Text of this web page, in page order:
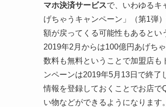
マホ決済サービスで、いわゆるキ
げちゃうキャンペーン」（第1弾
額が戻ってくる可能性もあるとい
2019年2月からは100億円あげち
数料も無料ということで加盟店も
ンペーンは2019年5月13日で終了
情報を登録しておくことでお店
い物などができるようになりま